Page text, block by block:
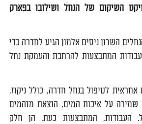
השיקום של הנחל ושילובו בפארק
השרון ניסים אלמון הגיע לחדרה כדי
המתבצעות להרחבת והעמקת נחל
אחראית לטיפול בנחל חדרה, כולל ניקוז,
שמירה על איכות המים, הוצאת מזהמים
העבודות, המתבצעות כעת, הן חלק